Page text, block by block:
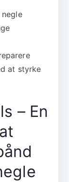
at styrke
– En